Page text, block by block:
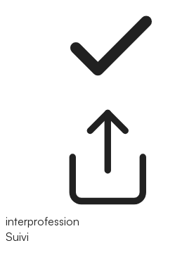
interprofession
Suivi